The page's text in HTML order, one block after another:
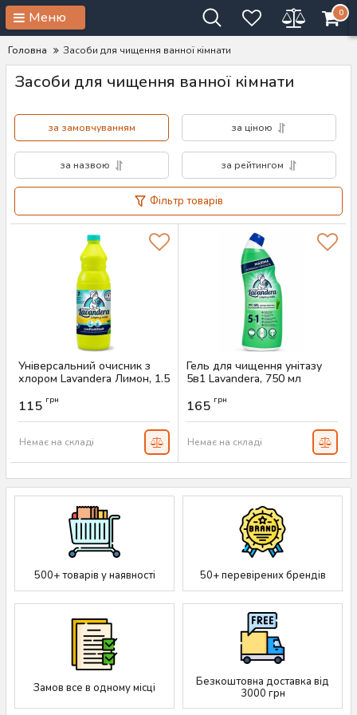
Меню 0
Головна Засоби для чищення ванної кімнати
Засоби для чищення ванної кімнати
за замовчуванням за ціною
за назвою за рейтингом
Фільтр товарів
Універсальний очисник з
хлором Lavandera Лимон, 1.5
Артикул:
115 грн
Немає на складі
Гель для чищення унітазу
5в1 Lavandera, 750 мл
165 грн
Немає на складі
500+ товарів у наявності 50+ перевірених брендів
Замов все в одному місці
Безкоштовна доставка від
3000 грн